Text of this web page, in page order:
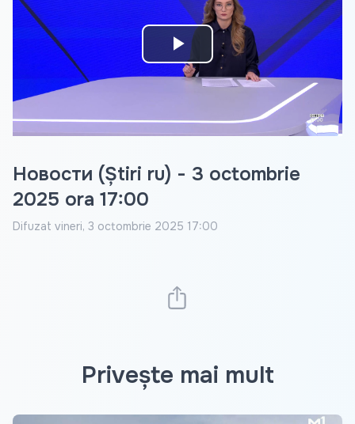
Play
Новости (Știri ru) - 3 octombrie
2025 ora 17:00
Difuzat vineri, 3 octombrie 2025 17:00
Privește mai mult